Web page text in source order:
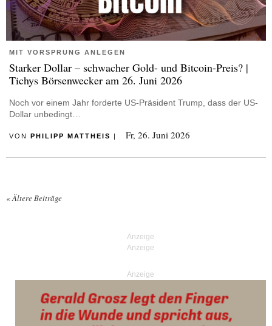
MIT VORSPRUNG ANLEGEN
Starker Dollar – schwacher Gold- und Bitcoin-Preis? |
Tichys Börsenwecker am 26. Juni 2026
Noch vor einem Jahr forderte US-Präsident Trump, dass der US-
Dollar unbedingt…
VON PHILIPP MATTHEIS | Fr, 26. Juni 2026
«Ältere Beiträge
Anzeige